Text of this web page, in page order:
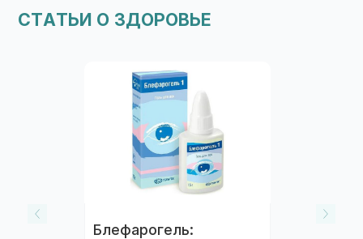
СТАТЬИ О ЗДОРОВЬЕ
Блефарогель: